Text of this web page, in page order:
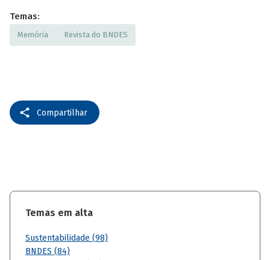
Temas:
Memória Revista do BNDES
Compartilhar
Temas em alta
Sustentabilidade (98)
BNDES (84)